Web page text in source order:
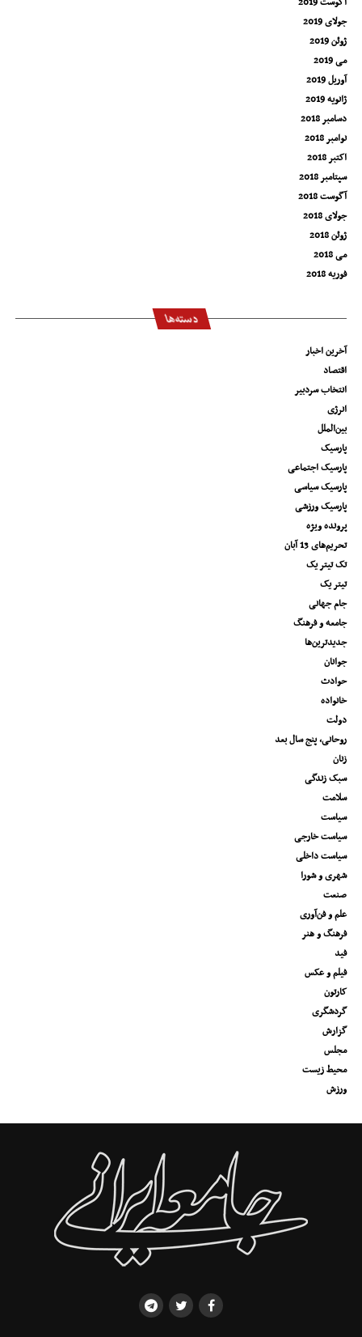
جولای 2019
ژوئن 2019
می 2019
آوریل 2019
ژانویه 2019
دسامبر 2018
نوامبر 2018
اکتبر 2018
سپتامبر 2018
آگوست 2018
جولای 2018
ژوئن 2018
می 2018
فوریه 2018
دسته‌ها
آخرین اخبار
اقتصاد
انتخاب سردبیر
انرژی
بین‌الملل
پارسیک
پارسیک اجتماعی
پارسیک سیاسی
پارسیک ورزشی
پرونده ویژه
تحریم‌های 13 آبان
تک تیتر یک
تیتر یک
جام جهانی
جامعه و فرهنگ
جدیدترین‌ها
جوانان
حوادث
خانواده
دولت
روحانی، پنج سال بعد
زنان
سبک زندگی
سلامت
سیاست
سیاست خارجی
سیاست داخلی
شهری و شورا
صنعت
علم و فن‌آوری
فرهنگ و هنر
فید
فیلم و عکس
کارتون
گردشگری
گزارش
مجلس
محیط زیست
ورزش